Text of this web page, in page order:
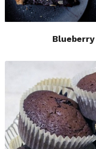
Blueberry